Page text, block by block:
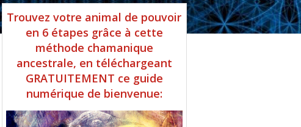
Barre
latérale
principale
Trouvez votre animal de pouvoir
en 6 étapes grâce à cette
méthode chamanique
ancestrale, en téléchargeant
GRATUITEMENT ce guide
numérique de bienvenue: